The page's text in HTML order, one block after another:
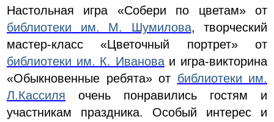
Настольная игра «Собери по цветам» от
библиотеки им. М. Шумилова, творческий
мастер-класс «Цветочный портрет» от
библиотеки им. К. Ивановаи игра-викторина
«Обыкновенные ребята» от библиотеки им.
Л.Кассиля очень понравились гостям и
участникам праздника. Особый интерес и